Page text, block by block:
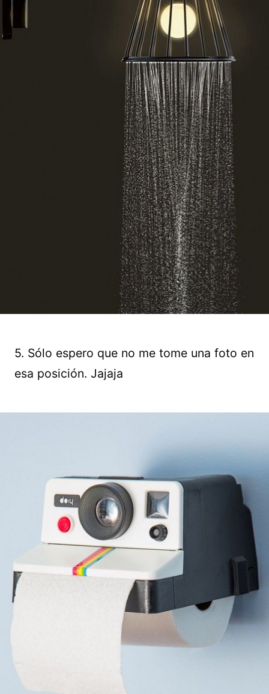
5. Sólo espero que no me tome una foto en
esa posición. Jajaja